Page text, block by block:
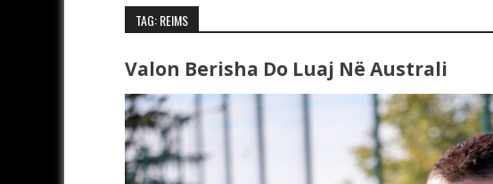
TAG: REIMS
Valon Berisha Do Luaj Në Australi